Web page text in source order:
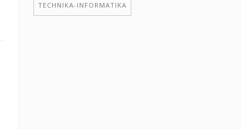
TECHNIKA-INFORMATIKA